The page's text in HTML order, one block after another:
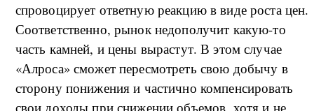
спровоцирует ответную реакцию в виде роста цен.
Соответственно, рынок недополучит какую-то
часть камней, и цены вырастут. В этом случае
«Алроса» сможет пересмотреть свою добычу в
сторону понижения и частично компенсировать
свои доходы при снижении объемов, хотя и не